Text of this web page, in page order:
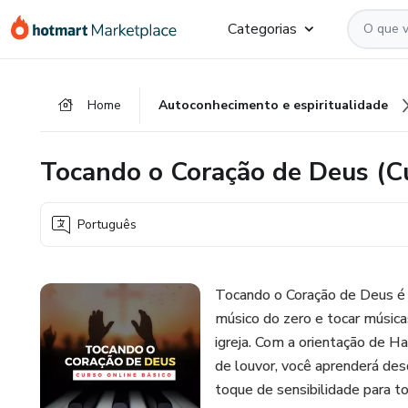
para
para
para
Categorias
Home Autoconhecimento e espiritualidade
Tocando o Coração de Deus
Português
Tocando o Coração de Deus
músico do zero e tocar
igreja. Com a orientação de
de louvor, você aprenderá
toque de sensibilidade para